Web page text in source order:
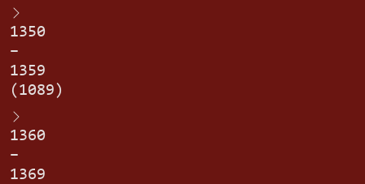
1350
–
1359
(1089)
1360
–
1369